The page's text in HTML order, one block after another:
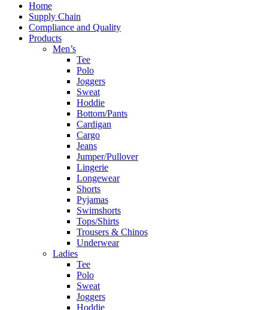
Home
Supply Chain
Compliance and Quality
Products
Men’s
Tee
Polo
Joggers
Sweat
Hoddie
Bottom/Pants
Cardigan
Cargo
Jeans
Jumper/Pullover
Lingerie
Longewear
Shorts
Pyjamas
Swimshorts
Tops/Shirts
Trousers & Chinos
Underwear
Ladies
Tee
Polo
Sweat
Joggers
Hoddie